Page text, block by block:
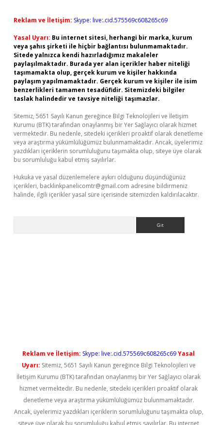
Reklam ve İletişim: Skype: live:.cid.575569c608265c69
Yasal Uyarı: Bu internet sitesi, herhangi bir marka, kurum
veya şahıs şirketi ile hiçbir bağlantısı bulunmamaktadır.
Sitede yalnızca kendi hazırladığımız makaleler
paylaşılmaktadır. Burada yer alan içerikler haber niteliği
taşımamakta olup, gerçek kurum ve kişiler hakkında
paylaşım yapılmamaktadır. Gerçek kurum ve kişiler ile isim
benzerlikleri tamamen tesadüfidir. Sitemizdeki bilgiler
taslak halindedir ve tavsiye niteliği taşımazlar.
Sitemiz, 5651 Sayılı Kanun gereğince Bilgi Teknolojileri ve İletişim
Kurumu (BTK) tarafından onaylanmış bir Yer Sağlayıcı olarak hizmet
vermektedir. Bu nedenle, sitedeki içerikleri proaktif olarak denetleme
veya araştırma yükümlülüğümüz bulunmamaktadır. Ancak, üyelerimiz
yazdıkları içeriklerin sorumluluğunu taşımakta olup, siteye üye olarak
bu sorumluluğu kabul etmiş sayılırlar.
Hukuka ve yasal düzenlemelere aykırı olduğunu düşündüğünüz
içerikleri, backlinkpanelicomtr@gmail.com adresine bildirmeniz
halinde, ilgili içerikler yasal süre içerisinde sitemizden kaldırılacaktır.
Reklam ve İletişim: Skype: live:.cid.575569c608265c69Yasal
Uyarı: Sitemiz, 5651 Sayılı Kanun gereğince Bilgi Teknolojileri ve
İletişim Kurumu (BTK) tarafından onaylanmış bir Yer Sağlayıcı olarak
hizmet vermektedir. Bu nedenle, sitedeki içerikleri proaktif olarak
denetleme veya araştırma yükümlülüğümüz bulunmamaktadır.
Ancak, üyelerimiz yazdıkları içeriklerin sorumluluğunu taşımakta olup,
siteye üye olarak bu sorumluluğu kabul etmiş sayılırlar. Bu internet